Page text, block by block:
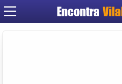
Encontra